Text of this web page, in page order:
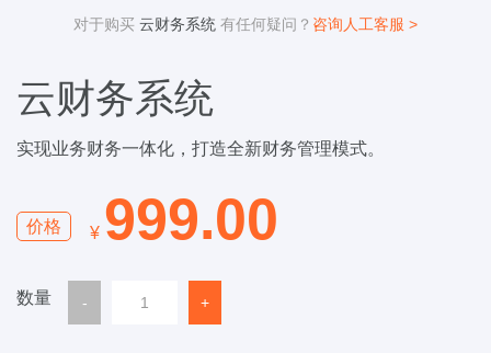
对于购买 云财务系统 有任何疑问？ 咨询人工客服 >
云财务系统
实现业务财务一体化，打造全新财务管理模式。
价格 ¥ 999.00
数量